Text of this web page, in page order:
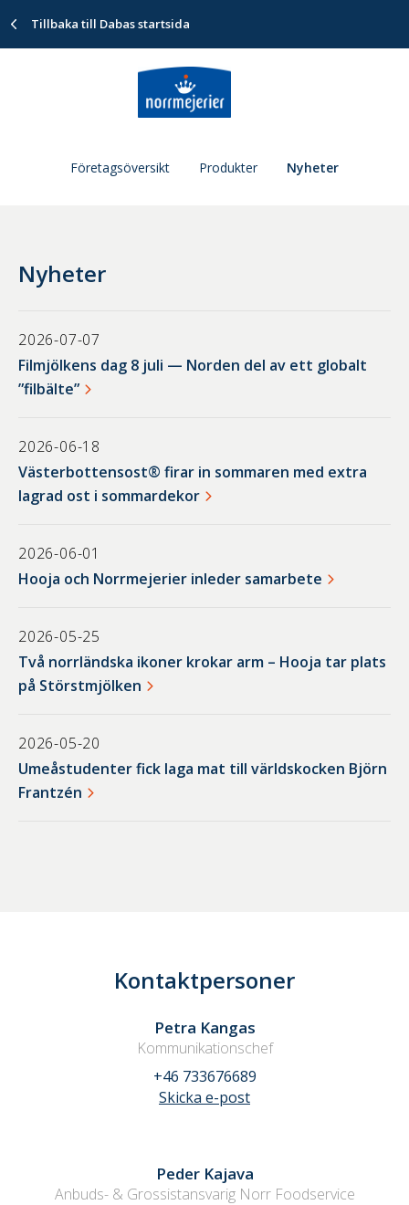
Tillbaka till Dabas startsida
Företagsöversikt Produkter Nyheter
Nyheter
2026-07-07
Filmjölkens dag 8 juli — Norden del av ett globalt
”filbälte”
2026-06-18
Västerbottensost® firar in sommaren med extra
lagrad ost i sommardekor
2026-06-01
Hooja och Norrmejerier inleder samarbete
2026-05-25
Två norrländska ikoner krokar arm – Hooja tar plats
på Störstmjölken
2026-05-20
Umeåstudenter fick laga mat till världskocken Björn
Frantzén
Kontaktpersoner
Petra Kangas
Kommunikationschef
+46 733676689
Skicka e-post
Peder Kajava
Anbuds- & Grossistansvarig Norr Foodservice